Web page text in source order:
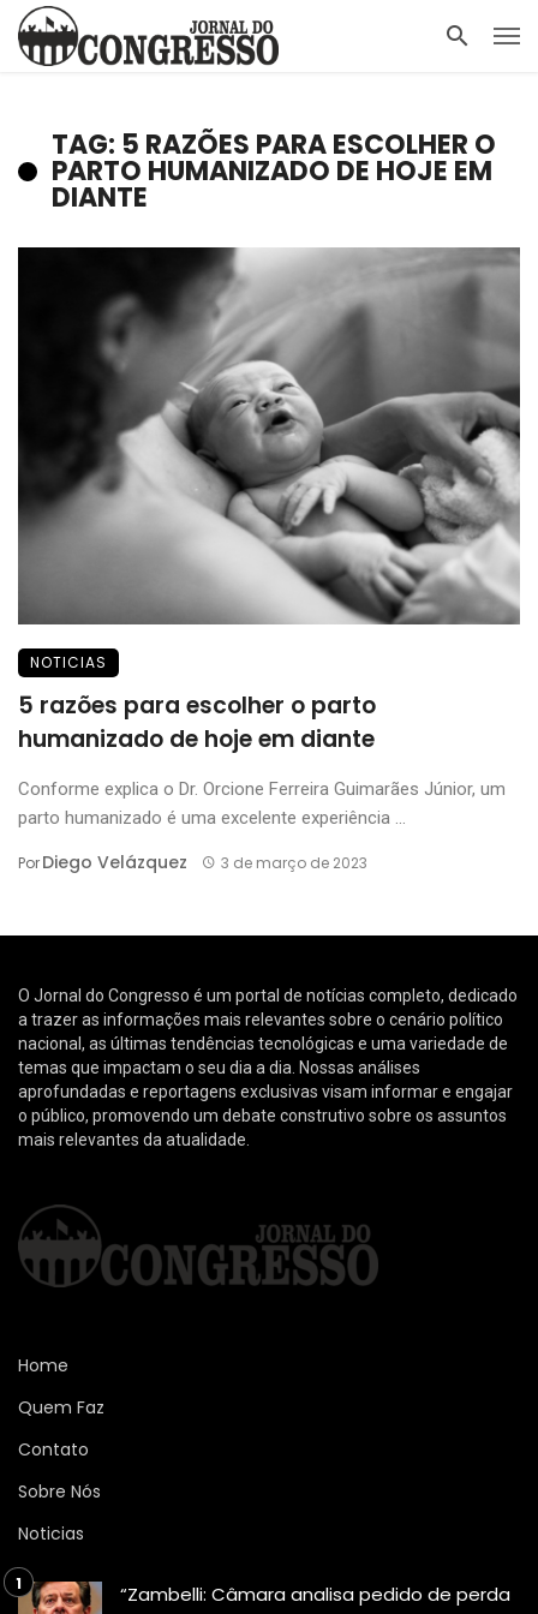
TAG: 5 RAZÕES PARA ESCOLHER O
PARTO HUMANIZADO DE HOJE EM
DIANTE
NOTICIAS
5 razões para escolher o parto
humanizado de hoje em diante
Conforme explica o Dr. Orcione Ferreira Guimarães Júnior, um
parto humanizado é uma excelente experiência ...
PorDiego Velázquez 3 de março de 2023
O Jornal do Congresso é um portal de notícias completo, dedicado
a trazer as informações mais relevantes sobre o cenário político
nacional, as últimas tendências tecnológicas e uma variedade de
temas que impactam o seu dia a dia. Nossas análises
aprofundadas e reportagens exclusivas visam informar e engajar
o público, promovendo um debate construtivo sobre os assuntos
mais relevantes da atualidade.
Home
Quem Faz
Contato
Sobre Nós
Noticias
“Zambelli: Câmara analisa pedido de perda